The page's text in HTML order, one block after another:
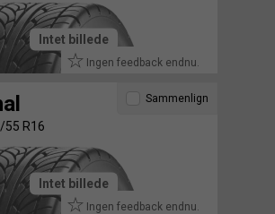
Ingen feedback endnu.
Intet billede
55 R16
Ingen feedback endnu.
Intet billede
Sammenlign